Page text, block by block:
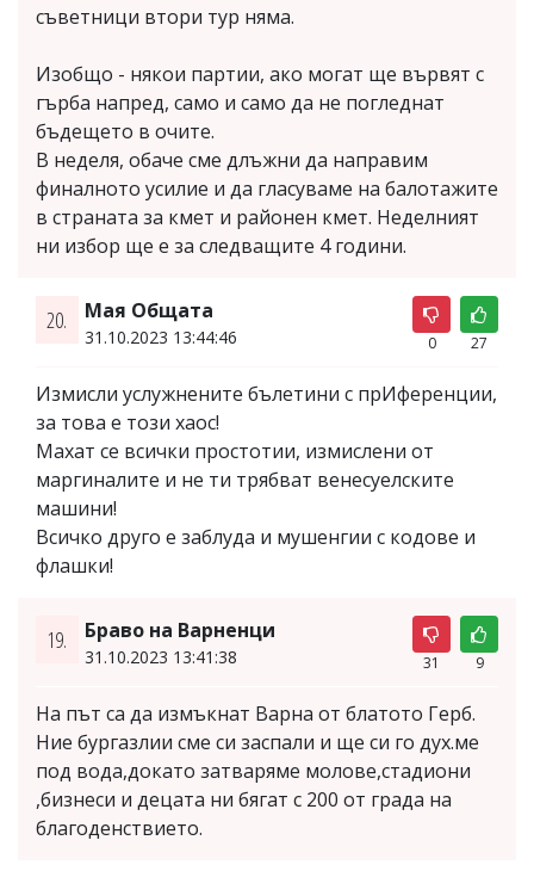
съветници втори тур няма.
Изобщо - някои партии, ако могат ще вървят с
гърба напред, само и само да не погледнат
бъдещето в очите.
В неделя, обаче сме длъжни да направим
финалното усилие и да гласуваме на балотажите
в страната за кмет и районен кмет. Неделният
ни избор ще е за следващите 4 години.
20. Мая Общата
31.10.2023 13:44:46 0 27
Измисли услужнените бълетини с прИференции,
за това е този хаос!
Махат се всички простотии, измислени от
маргиналите и не ти трябват венесуелските
машини!
Всичко друго е заблуда и мушенгии с кодове и
флашки!
19. Браво на Варненци
31.10.2023 13:41:38 31 9
На път са да измъкнат Варна от блатото Герб.
Ние бургазлии сме си заспали и ще си го дух.ме
под вода,докато затваряме молове,стадиони
,бизнеси и децата ни бягат с 200 от града на
благоденствието.